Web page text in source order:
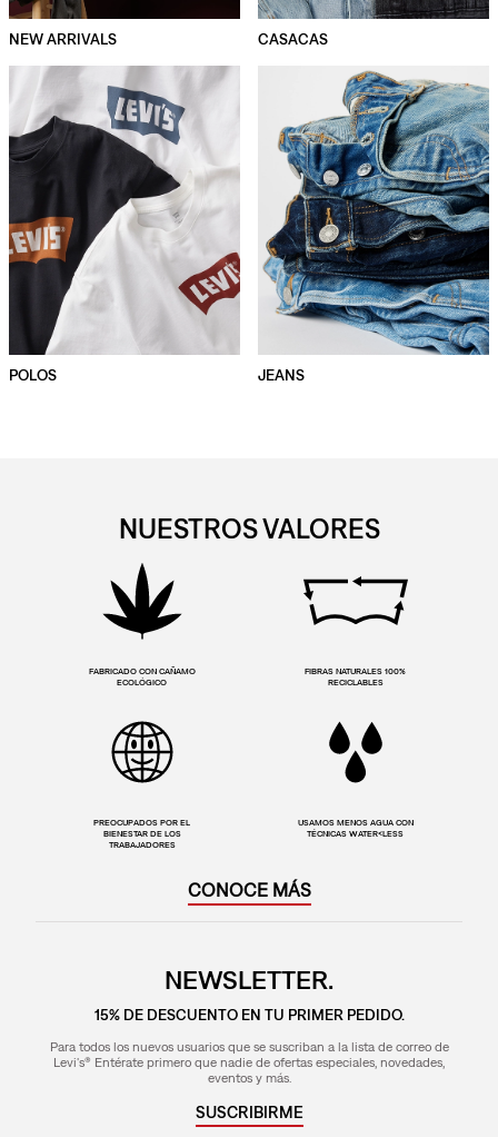
NEW ARRIVALS CASACAS
POLOS JEANS
NUESTROS VALORES
FABRICADO CON CAÑAMO
ECOLÓGICO
FIBRAS NATURALES 100%
RECICLABLES
PREOCUPADOS POR EL
BIENESTAR DE LOS
TRABAJADORES
USAMOS MENOS AGUA CON
TÉCNICAS WATER<LESS
CONOCE MÁS
NEWSLETTER.
15% DE DESCUENTO EN TU PRIMER PEDIDO.
Para todos los nuevos usuarios que se suscriban a la lista de correo de
Levi's® Entérate primero que nadie de ofertas especiales, novedades,
eventos y más.
SUSCRIBIRME